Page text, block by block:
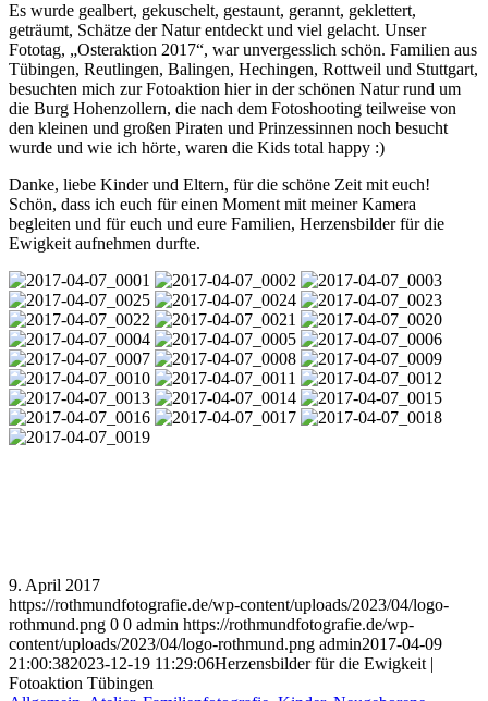
Es wurde gealbert, gekuschelt, gestaunt, gerannt, geklettert,
geträumt, Schätze der Natur entdeckt und viel gelacht. Unser
Fototag, „Osteraktion 2017“, war unvergesslich schön. Familien aus
Tübingen, Reutlingen, Balingen, Hechingen, Rottweil und Stuttgart,
besuchten mich zur Fotoaktion hier in der schönen Natur rund um
die Burg Hohenzollern, die nach dem Fotoshooting teilweise von
den kleinen und großen Piraten und Prinzessinnen noch besucht
wurde und wie ich hörte, waren die Kids total happy :)
Danke, liebe Kinder und Eltern, für die schöne Zeit mit euch!
Schön, dass ich euch für einen Moment mit meiner Kamera
begleiten und für euch und eure Familien, Herzensbilder für die
Ewigkeit aufnehmen durfte.
9. April 2017
https://rothmundfotografie.de/wp-content/uploads/2023/04/logo-
rothmund.png 0 0 admin https://rothmundfotografie.de/wp-
content/uploads/2023/04/logo-rothmund.png admin2017-04-09
21:00:382023-12-19 11:29:06Herzensbilder für die Ewigkeit |
Fotoaktion Tübingen